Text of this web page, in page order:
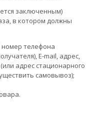
заключенным)
в котором должны
номер телефона
E-mail, адрес,
адрес стационарного
самовывоз);